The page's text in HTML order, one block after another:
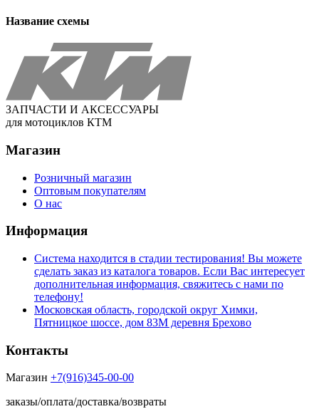
Название схемы
ЗАПЧАСТИ И АКСЕССУАРЫ
для мотоциклов КТМ
Магазин
Розничный магазин
Оптовым покупателям
О нас
Информация
Система находится в стадии тестирования! Вы можете
сделать заказ из каталога товаров. Если Вас интересует
дополнительная информация, свяжитесь с нами по
телефону!
Московская область, городской округ Химки,
Пятницкое шоссе, дом 83М деревня Брехово
Контакты
Магазин +7(916)345-00-00
заказы/оплата/доставка/возвраты